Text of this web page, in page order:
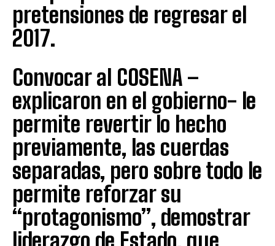
pretensiones de regresar el
2017.
Convocar al COSENA –
explicaron en el gobierno- le
permite revertir lo hecho
previamente, las cuerdas
separadas, pero sobre todo le
permite reforzar su
“protagonismo”, demostrar